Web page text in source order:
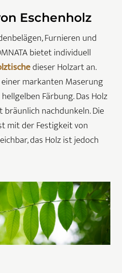
Eschenholz
Furnieren und
bietet individuell
dieser Holzart an.
markanten Maserung
Färbung. Das Holz
nachdunkeln. Die
mit der Festigkeit von
das Holz ist jedoch